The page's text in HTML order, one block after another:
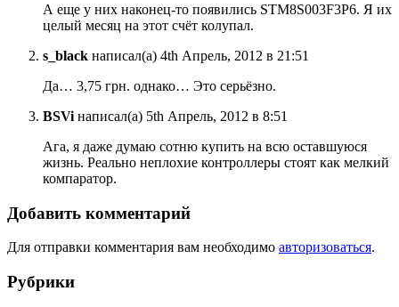
А еще у них наконец-то появились STM8S003F3P6. Я их
целый месяц на этот счёт колупал.
s_black написал(а) 4th Апрель, 2012 в 21:51
Да… 3,75 грн. однако… Это серьёзно.
BSVi написал(а) 5th Апрель, 2012 в 8:51
Ага, я даже думаю сотню купить на всю оставшуюся
жизнь. Реально неплохие контроллеры стоят как мелкий
компаратор.
Добавить комментарий
Для отправки комментария вам необходимо авторизоваться.
Рубрики